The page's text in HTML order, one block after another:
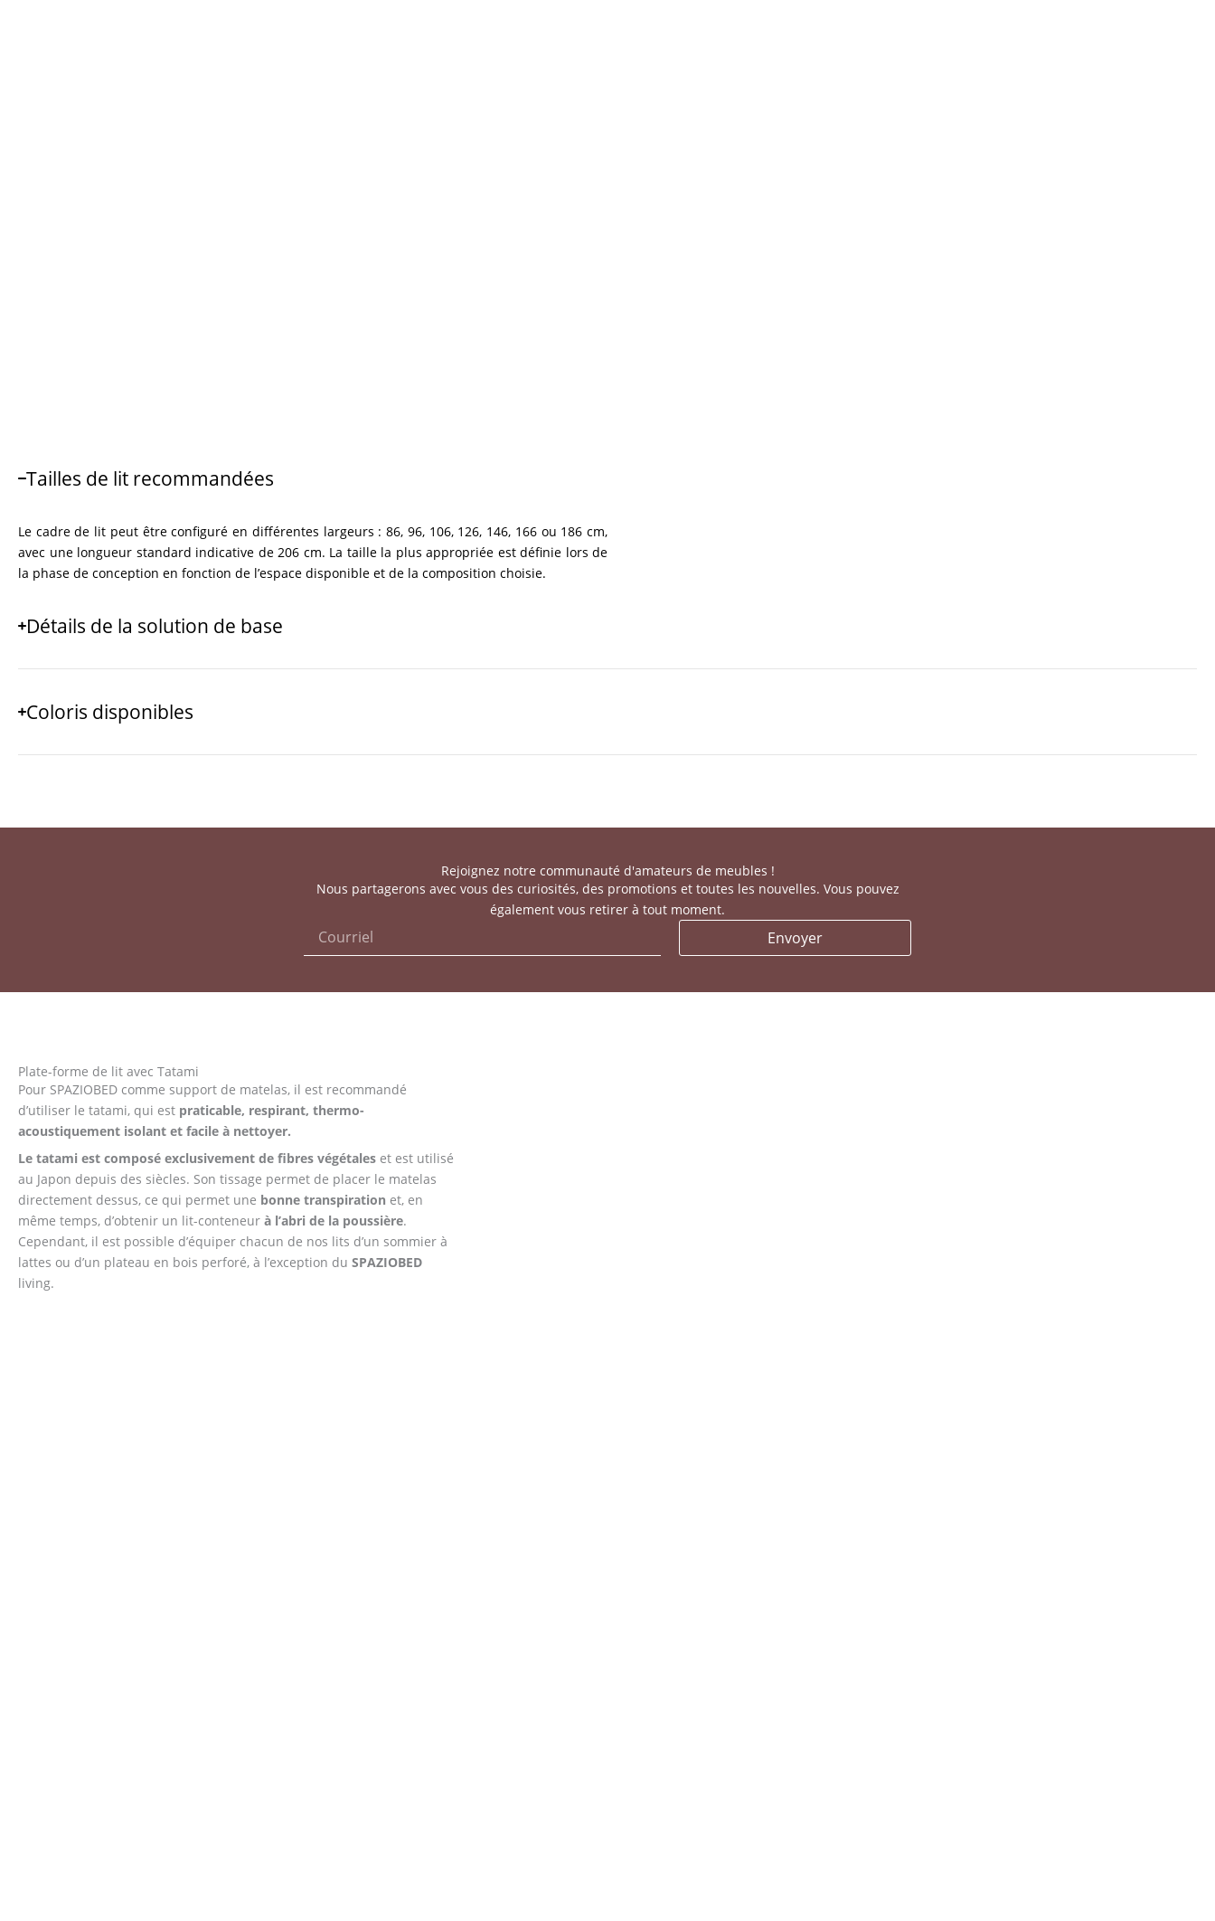
Tailles de lit recommandées
Le cadre de lit peut être configuré en différentes largeurs : 86, 96, 106, 126, 146, 166 ou 186 cm,
avec une longueur standard indicative de 206 cm. La taille la plus appropriée est définie lors de
la phase de conception en fonction de l’espace disponible et de la composition choisie.
Détails de la solution de base
Coloris disponibles
Rejoignez notre communauté d'amateurs de meubles !
Nous partagerons avec vous des curiosités, des promotions et toutes les nouvelles. Vous pouvez
également vous retirer à tout moment.
Envoyer
Plate-forme de lit avec Tatami
Pour SPAZIOBED comme support de matelas, il est recommandé
d’utiliser le tatami, qui est praticable, respirant, thermo-
acoustiquement isolant et facile à nettoyer.
Le tatami est composé exclusivement de fibres végétales et est utilisé
au Japon depuis des siècles. Son tissage permet de placer le matelas
directement dessus, ce qui permet une bonne transpiration et, en
même temps, d’obtenir un lit-conteneur à l’abri de la poussière.
Cependant, il est possible d’équiper chacun de nos lits d’un sommier à
lattes ou d’un plateau en bois perforé, à l’exception du SPAZIOBED
living.